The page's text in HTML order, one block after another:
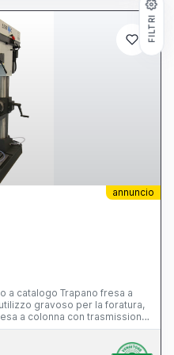
annuncio
Trapano fresa a
gravoso per la foratura,
a colonna con trasmissione
dotato di display e della
tra: piano rettangolare,
Diametro di foratura su
FILTRI